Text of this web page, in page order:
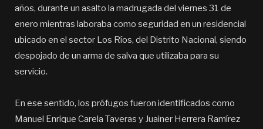
años, durante un asalto la madrugada del viernes 31 de
enero mientras laboraba como seguridad en un residencial
ubicado en el sector Los Ríos, del Distrito Nacional, siendo
despojado de un arma de salva que utilizaba para su
servicio.
En ese sentido, los prófugos fueron identificados como
Manuel Enrique Carela Taveras y Juainer Herrera Ramírez